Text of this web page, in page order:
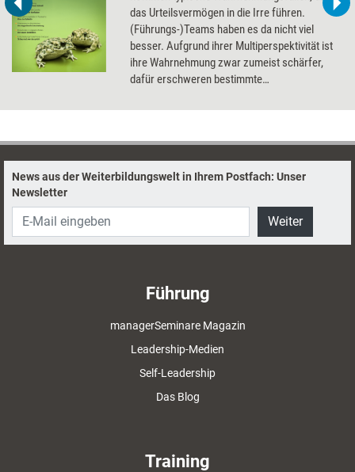
das Urteilsvermögen in die Irre führen.
(Führungs-)Teams haben es da nicht viel
besser. Aufgrund ihrer Multiperspektivität ist
ihre Wahrnehmung zwar zumeist schärfer,
dafür erschweren bestimmte
gefunden respektive die besten gewählt
helfen, alleine oder im Team zu besseren
Entscheidungen zu kommen.
News aus der Weiterbildungswelt in Ihrem Postfach: Unser
Newsletter
Weiter
Führung
managerSeminare Magazin
Leadership-Medien
Self-Leadership
Das Blog
Training